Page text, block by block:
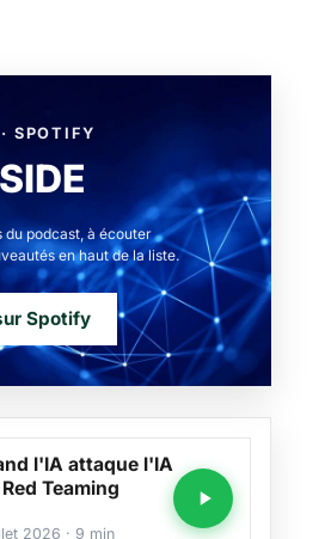
SPOTIFY
du podcast, à écouter
en haut de la liste.
Spotify
l'IA attaque l'IA
Teaming
2026 · 9 min